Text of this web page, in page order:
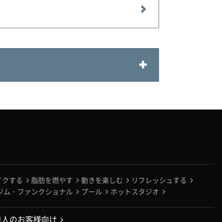
する 脂肪を燃やす 動きを楽しむ
リフレッシュする
ム・ファンクショナル
プール ホットスタジオ
のお客様向け